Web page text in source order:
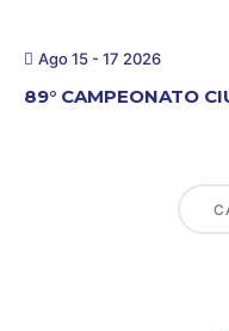
Ago 15 - 17 2026
89° CAMPEONATO